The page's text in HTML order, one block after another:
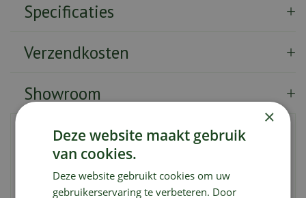
Specificaties
Verzendkosten
Showroom
Dit bord in maat M combineert veelzijdigheid en stijl op
een prachtige manier. Met zijn diepe bruine kleur en
gemiddelde grootte voegt dit bord een vleugje warmte
toe aan uw tafeldecor. Gemaakt van hoogwaardig
keramiek, straalt het duurzaamheid en karakter uit. Voeg
×
Deze website maakt gebruik
van cookies.
Deze website gebruikt cookies om uw
gebruikerservaring te verbeteren. Door